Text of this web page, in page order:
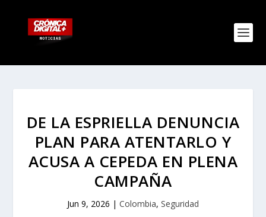
DE LA ESPRIELLA DENUNCIA
PLAN PARA ATENTARLO Y
ACUSA A CEPEDA EN PLENA
CAMPAÑA
Jun 9, 2026 | Colombia, Seguridad